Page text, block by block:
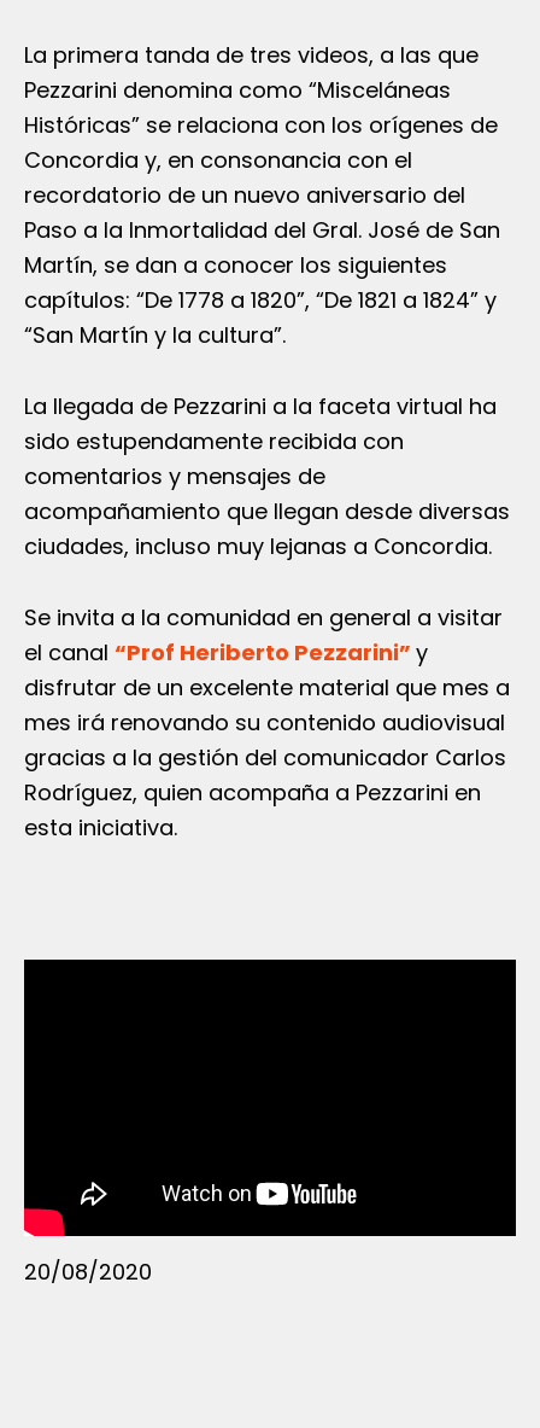
La primera tanda de tres videos, a las que
Pezzarini denomina como “Misceláneas
Históricas” se relaciona con los orígenes de
Concordia y, en consonancia con el
recordatorio de un nuevo aniversario del
Paso a la Inmortalidad del Gral. José de San
Martín, se dan a conocer los siguientes
capítulos: “De 1778 a 1820”, “De 1821 a 1824” y
“San Martín y la cultura”.
La llegada de Pezzarini a la faceta virtual ha
sido estupendamente recibida con
comentarios y mensajes de
acompañamiento que llegan desde diversas
ciudades, incluso muy lejanas a Concordia.
Se invita a la comunidad en general a visitar
el canal “Prof Heriberto Pezzarini” y
disfrutar de un excelente material que mes a
mes irá renovando su contenido audiovisual
gracias a la gestión del comunicador Carlos
Rodríguez, quien acompaña a Pezzarini en
esta iniciativa.
20/08/2020